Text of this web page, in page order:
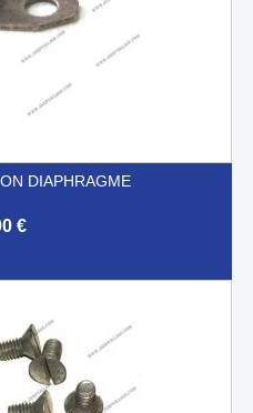
DIAPHRAGME
€